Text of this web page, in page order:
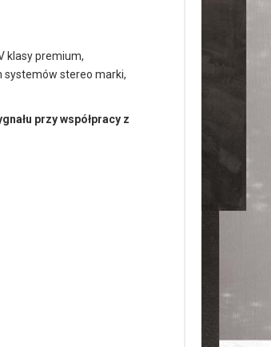
klasy premium,
systemów stereo marki,
przy współpracy z